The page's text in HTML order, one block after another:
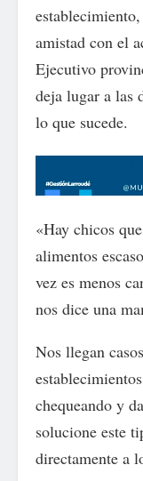
amistad con el
Ejecutivo
deja lugar a las
lo que sucede.
«Hay chicos
alimentos
vez es menos
nos dice una
Nos llegan
chequeando y
solucione este
directamente a